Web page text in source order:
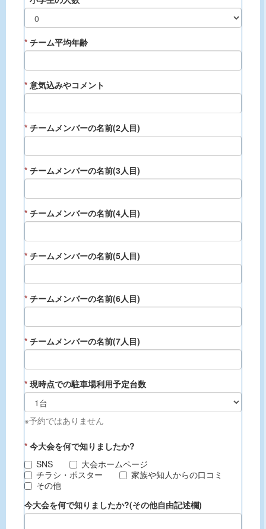
* チーム平均年齢
* 意気込みやコメント
* チームメンバーの名前(2人目)
* チームメンバーの名前(3人目)
* チームメンバーの名前(4人目)
* チームメンバーの名前(5人目)
* チームメンバーの名前(6人目)
* チームメンバーの名前(7人目)
* 現時点での駐車場利用予定台数
※予約ではありません
* 今大会を何で知りましたか?
SNS
大会ホームページ
チラシ・ポスター
家族や知人からの口コミ
その他
今大会を何で知りましたか?(その他自由記述欄)